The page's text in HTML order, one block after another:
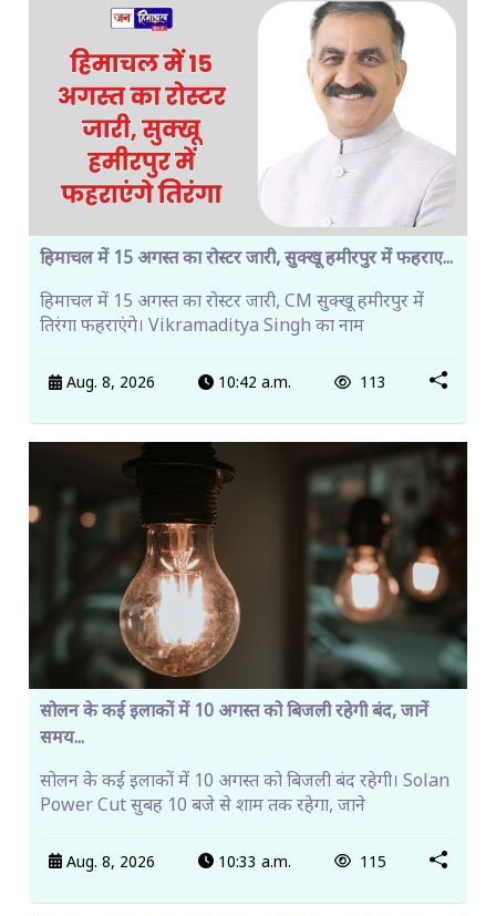
हिमाचल में 15 अगस्त का रोस्टर जारी, सुक्खू हमीरपुर में फहराए...
हिमाचल में 15 अगस्त का रोस्टर जारी, CM सुक्खू हमीरपुर में
तिरंगा फहराएंगे। Vikramaditya Singh का नाम
Aug. 8, 2026 10:42 a.m. 113
सोलन के कई इलाकों में 10 अगस्त को बिजली रहेगी बंद, जानें
समय...
सोलन के कई इलाकों में 10 अगस्त को बिजली बंद रहेगी। Solan
Power Cut सुबह 10 बजे से शाम तक रहेगा, जाने
Aug. 8, 2026 10:33 a.m. 115